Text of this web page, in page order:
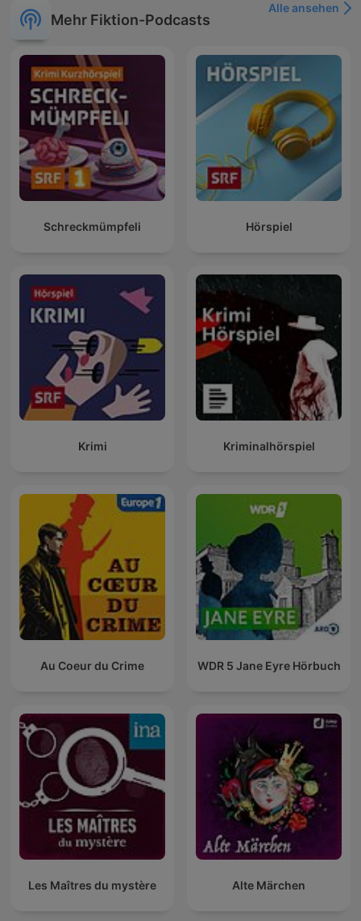
Mehr Fiktion-Podcasts
Alle ansehen
Schreckmümpfeli Hörspiel
Krimi Kriminalhörspiel
Au Coeur du Crime WDR 5 Jane Eyre Hörbuch
Les Maîtres du mystère Alte Märchen